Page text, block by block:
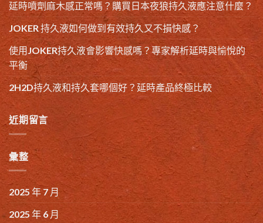
延時噴劑麻木感正常嗎？購買日本夜狼持久液應注意什麼？
JOKER 持久液如何做到有效持久又不損快感？
使用JOKER持久液會影響快感嗎？專家解析延時與愉悅的
平衡
2H2D持久液和持久套哪個好？延時產品終極比較
近期留言
彙整
2025 年 7 月
2025 年 6 月